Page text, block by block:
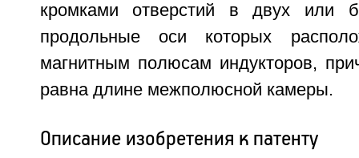
кромками отверстий в двух или
продольные оси которых
магнитным полюсам индукторов,
равна длине межполюсной камеры.
Описание изобретения к патенту